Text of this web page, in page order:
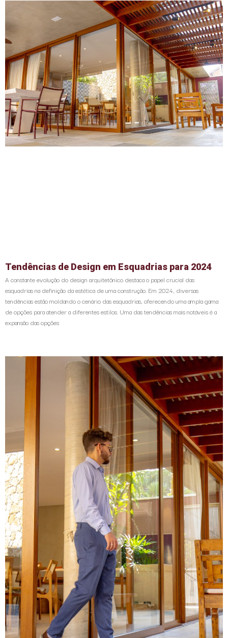
Tendências de Design em Esquadrias para 2024
A constante evolução do design arquitetônico destaca o papel crucial das
esquadrias na definição da estética de uma construção. Em 2024, diversas
tendências estão moldando o cenário das esquadrias, oferecendo uma ampla gama
de opções para atender a diferentes estilos. Uma das tendências mais notáveis é a
expansão das opções